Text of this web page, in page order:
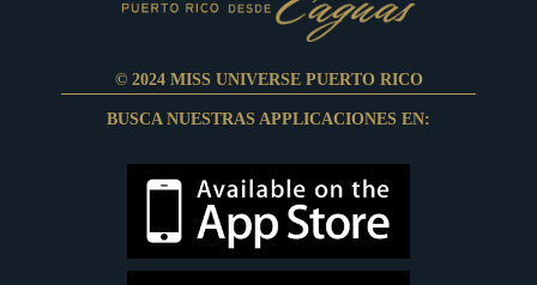
© 2024 MISS UNIVERSE PUERTO RICO
BUSCA NUESTRAS APPLICACIONES EN: